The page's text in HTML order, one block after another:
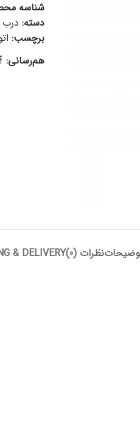
شناسه
دسته: درب
برچسب:
هم‌رسانی:
نظرات (0) & DELIVERY